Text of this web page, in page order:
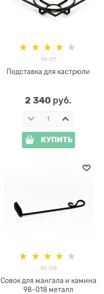
98-011
Подставка для кастрюли
2 340 руб.
КУПИТЬ
98-018
Совок для мангала и камина
98-018 металл